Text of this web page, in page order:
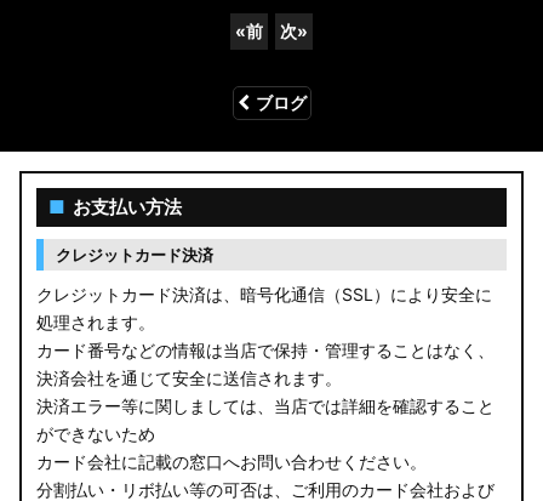
«前 次»
ブログ
■ お支払い方法
クレジットカード決済
クレジットカード決済は、暗号化通信（SSL）により安全に
処理されます。
カード番号などの情報は当店で保持・管理することはなく、
決済会社を通じて安全に送信されます。
決済エラー等に関しましては、当店では詳細を確認すること
ができないため
カード会社に記載の窓口へお問い合わせください。
分割払い・リボ払い等の可否は、ご利用のカード会社および